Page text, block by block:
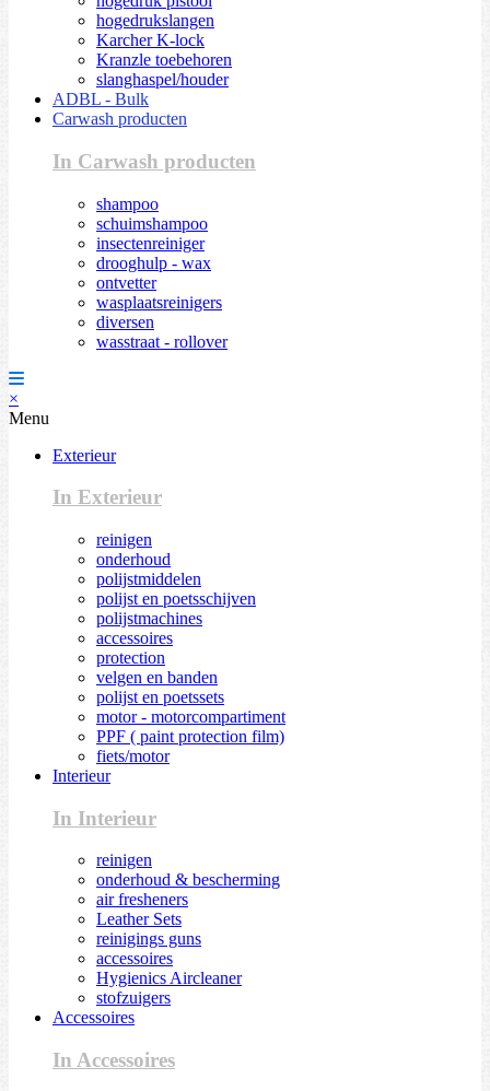
hogedrukslangen
Karcher K-lock
Kranzle toebehoren
slanghaspel/houder
ADBL - Bulk
Carwash producten
In Carwash producten
shampoo
schuimshampoo
insectenreiniger
drooghulp - wax
ontvetter
wasplaatsreinigers
diversen
wasstraat - rollover
×
Menu
Exterieur
In Exterieur
reinigen
onderhoud
polijstmiddelen
polijst en poetsschijven
polijstmachines
accessoires
protection
velgen en banden
polijst en poetssets
motor - motorcompartiment
PPF ( paint protection film)
fiets/motor
Interieur
In Interieur
reinigen
onderhoud & bescherming
air fresheners
Leather Sets
reinigings guns
accessoires
Hygienics Aircleaner
stofzuigers
Accessoires
In Accessoires